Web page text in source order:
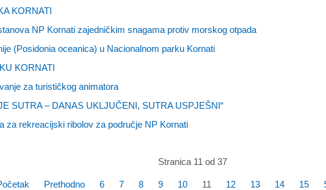
KORNATI
NP Kornati zajedničkim snagama protiv morskog otpada
(Posidonia oceanica) u Nacionalnom parku Kornati
KORNATI
za turističkog animatora
SUTRA – DANAS UKLJUČENI, SUTRA USPJEŠNI“
za rekreacijski ribolov za područje NP Kornati
Stranica 11 od 37
Prethodno 6 7 8 9 10 11 12 13 14 15